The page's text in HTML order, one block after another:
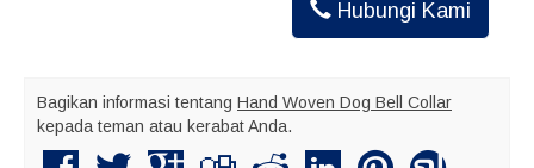
Hubungi Kami
Bagikan informasi tentang Hand Woven Dog Bell Collar
kepada teman atau kerabat Anda.